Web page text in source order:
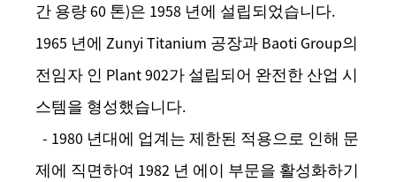
간 용량 60 톤)은 1958 년에 설립되었습니다.
1965 년에 Zunyi Titanium 공장과 Baoti Group의
전임자 인 Plant 902가 설립되어 완전한 산업 시
스템을 형성했습니다.
- 1980 년대에 업계는 제한된 적용으로 인해 문
제에 직면하여 1982 년 에이 부문을 활성화하기